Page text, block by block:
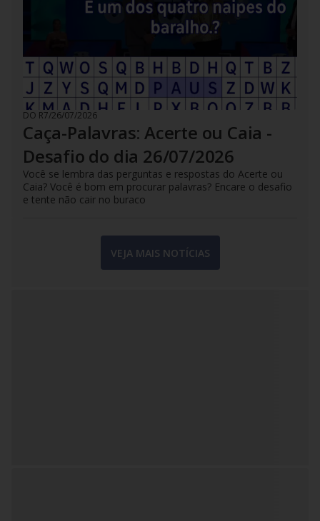
DO R7/26/07/2026
Caça-Palavras: Acerte ou Caia -
Desafio do dia 26/07/2026
Você se lembra das perguntas e respostas do Acerte ou
Caia? Você é bom em procurar palavras? Encare o desafio
e tente não cair no buraco
VEJA MAIS NOTÍCIAS